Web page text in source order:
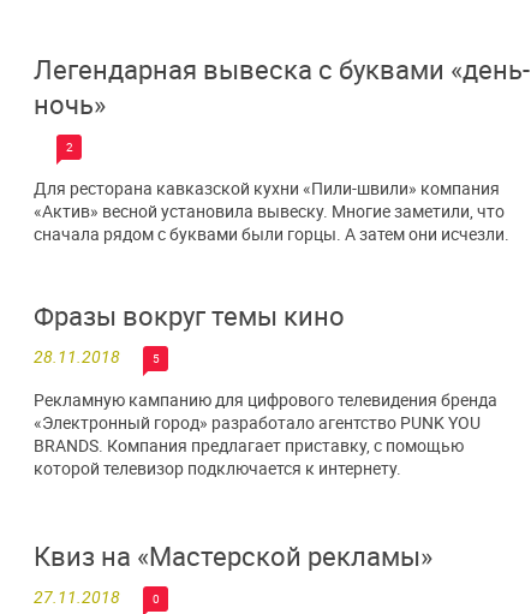
Легендарная вывеска с буквами «день-
ночь»
2
Для ресторана кавказской кухни «Пили-швили» компания
«Актив» весной установила вывеску. Многие заметили, что
сначала рядом с буквами были горцы. А затем они исчезли.
Фразы вокруг темы кино
28.11.2018 5
Рекламную кампанию для цифрового телевидения бренда
«Электронный город» разработало агентство PUNK YOU
BRANDS. Компания предлагает приставку, с помощью
которой телевизор подключается к интернету.
Квиз на «Мастерской рекламы»
27.11.2018 0